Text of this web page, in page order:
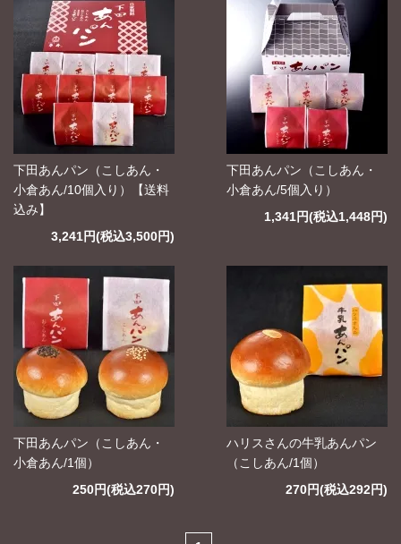
下田あんパン（こしあん・
小倉あん/10個入り）【送料
込み】
3,241円(税込3,500円)
下田あんパン（こしあん・
小倉あん/5個入り）
1,341円(税込1,448円)
下田あんパン（こしあん・
小倉あん/1個）
250円(税込270円)
ハリスさんの牛乳あんパン
（こしあん/1個）
270円(税込292円)